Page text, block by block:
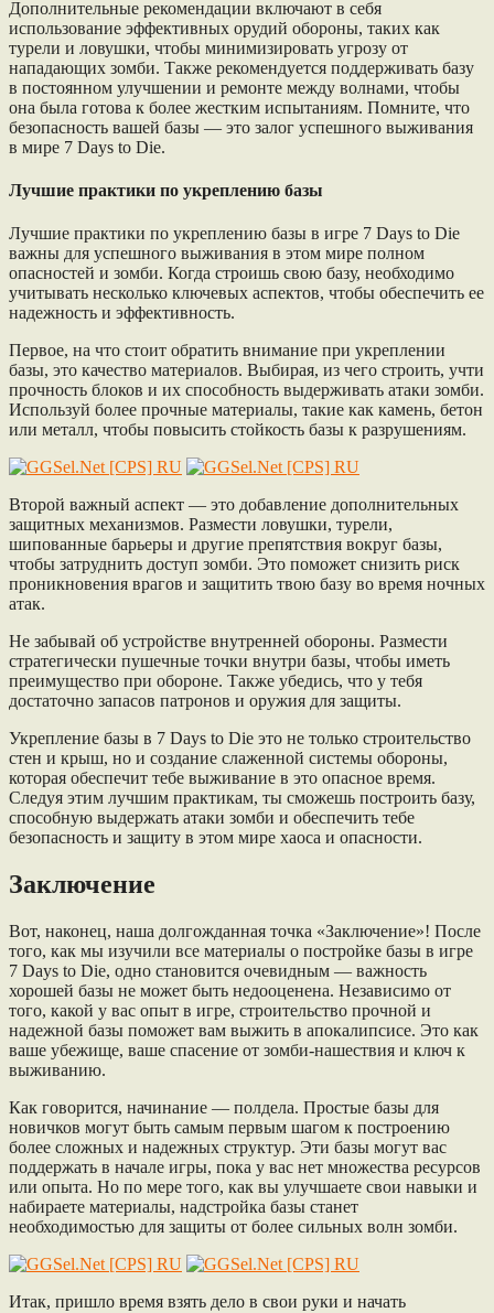
Дополнительные рекомендации включают в себя
использование эффективных орудий обороны, таких как
турели и ловушки, чтобы минимизировать угрозу от
нападающих зомби. Также рекомендуется поддерживать базу
в постоянном улучшении и ремонте между волнами, чтобы
она была готова к более жестким испытаниям. Помните, что
безопасность вашей базы — это залог успешного выживания
в мире 7 Days to Die.
Лучшие практики по укреплению базы
Лучшие практики по укреплению базы в игре 7 Days to Die
важны для успешного выживания в этом мире полном
опасностей и зомби. Когда строишь свою базу, необходимо
учитывать несколько ключевых аспектов, чтобы обеспечить ее
надежность и эффективность.
Первое, на что стоит обратить внимание при укреплении
базы, это качество материалов. Выбирая, из чего строить, учти
прочность блоков и их способность выдерживать атаки зомби.
Используй более прочные материалы, такие как камень, бетон
или металл, чтобы повысить стойкость базы к разрушениям.
Второй важный аспект — это добавление дополнительных
защитных механизмов. Размести ловушки, турели,
шипованные барьеры и другие препятствия вокруг базы,
чтобы затруднить доступ зомби. Это поможет снизить риск
проникновения врагов и защитить твою базу во время ночных
атак.
Не забывай об устройстве внутренней обороны. Размести
стратегически пушечные точки внутри базы, чтобы иметь
преимущество при обороне. Также убедись, что у тебя
достаточно запасов патронов и оружия для защиты.
Укрепление базы в 7 Days to Die это не только строительство
стен и крыш, но и создание слаженной системы обороны,
которая обеспечит тебе выживание в это опасное время.
Следуя этим лучшим практикам, ты сможешь построить базу,
способную выдержать атаки зомби и обеспечить тебе
безопасность и защиту в этом мире хаоса и опасности.
Заключение
Вот, наконец, наша долгожданная точка «Заключение»! После
того, как мы изучили все материалы о постройке базы в игре
7 Days to Die, одно становится очевидным — важность
хорошей базы не может быть недооценена. Независимо от
того, какой у вас опыт в игре, строительство прочной и
надежной базы поможет вам выжить в апокалипсисе. Это как
ваше убежище, ваше спасение от зомби-нашествия и ключ к
выживанию.
Как говорится, начинание — полдела. Простые базы для
новичков могут быть самым первым шагом к построению
более сложных и надежных структур. Эти базы могут вас
поддержать в начале игры, пока у вас нет множества ресурсов
или опыта. Но по мере того, как вы улучшаете свои навыки и
набираете материалы, надстройка базы станет
необходимостью для защиты от более сильных волн зомби.
Итак, пришло время взять дело в свои руки и начать